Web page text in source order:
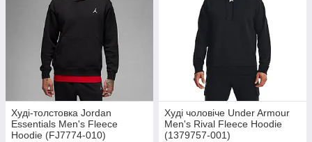
Худі-толстовка Jordan
Essentials Men's Fleece
Hoodie (FJ7774-010)
Худі чоловіче Under Armour
Men's Rival Fleece Hoodie
(1379757-001)